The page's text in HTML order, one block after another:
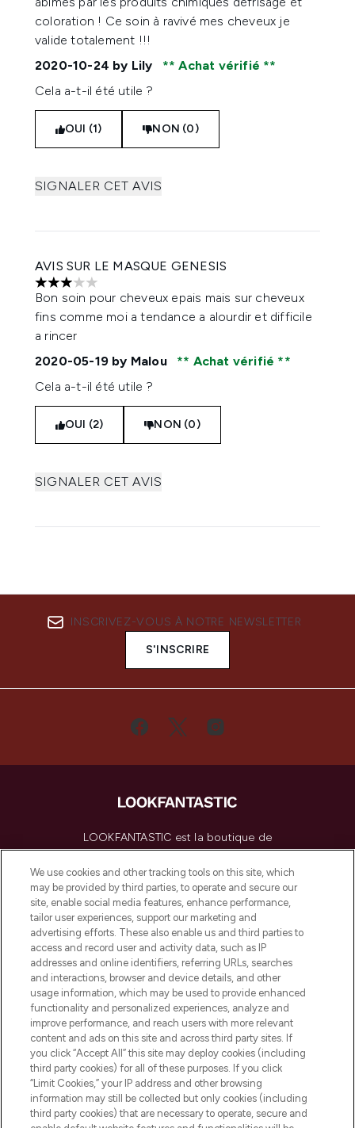
coloration ! Ce soin à ravivé mes cheveux je
valide totalement !!!
2020-10-24 by Lily
Achat vérifié
Cela a-t-il été utile ?
OUI (1) NON (0)
SIGNALER CET AVIS
AVIS SUR LE MASQUE GENESIS
3 étoiles sur un maximum de 5
Bon soin pour cheveux epais mais sur cheveux
fins comme moi a tendance a alourdir et difficile
a rincer
2020-05-19 by Malou
Achat vérifié
Cela a-t-il été utile ?
OUI (2) NON (0)
SIGNALER CET AVIS
INSCRIVEZ-VOUS À NOTRE NEWSLETTER
S'INSCRIRE
LOOKFANTASTIC est la boutique de
beauté incontournable en Europe,
proposant les meilleurs produits de soins
de la peau, des cheveux et de maquillage
de plus de 200 marques prestigieuses.
Faites vos achats en ligne ou via
l’application, avec la livraison offerte dès
55€ d'achat.
Consentement aux cookies
Do Not Sell or Share My Personal
Information
AIDE ET INFORMATIONS
INFORMATIONS GÉNÉRALES
We use cookies and other tracking tools on this site, which
may be provided by third parties, to operate and secure our
site, enable social media features, enhance performance,
tailor user experiences, support our marketing and
advertising efforts. These also enable us and third parties to
access and record user and activity data, such as IP
addresses and online identifiers, referring URLs, searches
and interactions, browser and device details, and other
usage information, which may be used to provide enhanced
functionality and personalized experiences, analyze and
improve performance, and reach users with more relevant
content and ads on this site and across third party sites. If
you click “Accept All” this site may deploy cookies (including
third party cookies) for all of these purposes. If you click
“Limit Cookies,” your IP address and other browsing
information may still be collected but only cookies (including
third party cookies) that are necessary to operate, secure and